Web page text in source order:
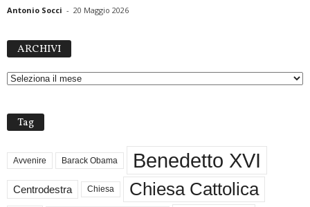
Antonio Socci - 20 Maggio 2026
ARCHIVI
H
Tag
Avvenire Barack Obama Benedetto XVI
Centrodestra Chiesa Chiesa Cattolica